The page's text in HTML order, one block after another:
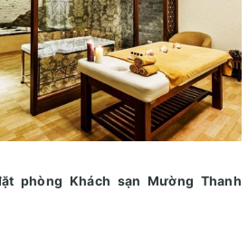
phòng Khách sạn Mường Thanh